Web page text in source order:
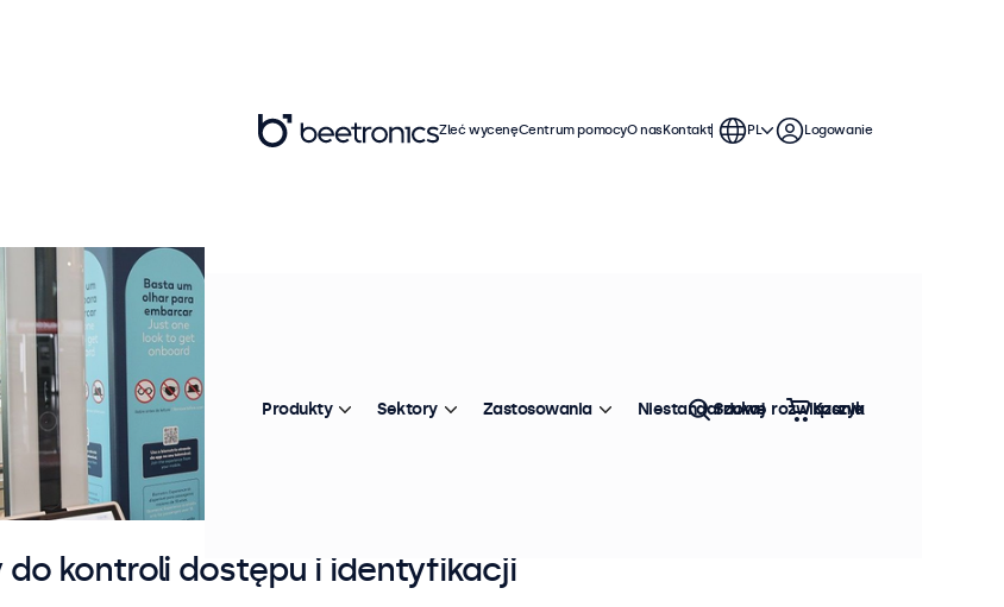
do kontroli dostępu i identyfikacji
Zleć wycenęCentrum pomocyO nasKontakt PL Logowanie
Produkty Sektory Zastosowania Niestandardowe rozwiązania
Szukaj Koszyk